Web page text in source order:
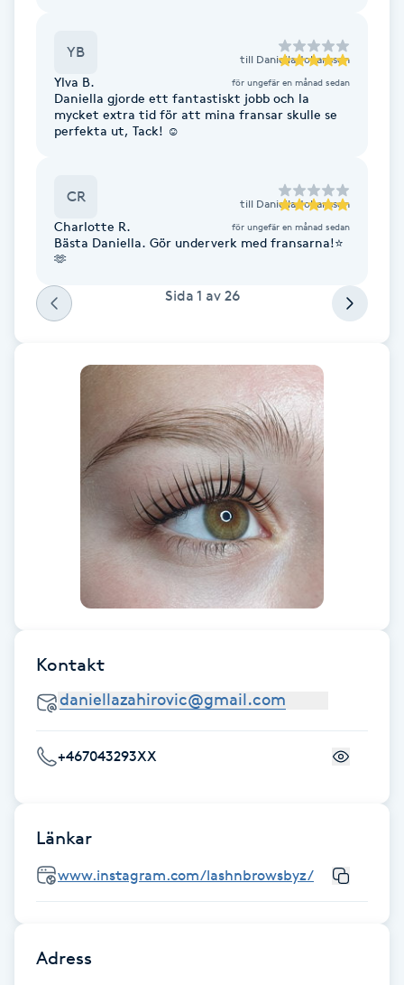
Fransar
Fransfärgning
Fransförlängning Megavolym
Fransförlängning Volym
Fransrengöring
Friskvårdsmassage
Frisör
Gel naglar
Gelenaglar
YB till Daniella Johansson
Ylva B. för ungefär en månad sedan
Daniella gjorde ett fantastiskt jobb och la
mycket extra tid för att mina fransar skulle se
perfekta ut, Tack! ☺️
CR till Daniella Johansson
Charlotte R. för ungefär en månad sedan
Bästa Daniella. Gör underverk med fransarna!⭐️
🫶
Sida 1 av 26
Kontakt
+467043293XX
Länkar
www.instagram.com/lashnbrowsbyz/
Adress